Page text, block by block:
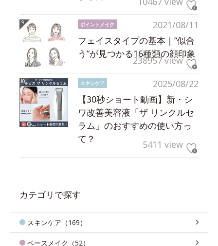
2021/08/11
ポイントメイク
フェイスタイプの基本｜“似合
う”が見つかる16種類の顔印象
238957 view
2025/08/22
スキンケア
【30秒ショート動画】新・シ
ワ改善美容液「ザ リンクルセ
ラム」のおすすめの使い方っ
て？
5411 view
カテゴリで探す
スキンケア（169）
ベースメイク（52）